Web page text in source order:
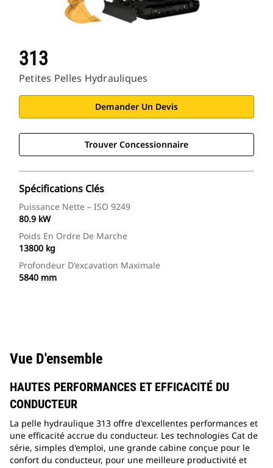
313
Petites Pelles Hydrauliques
Demander Un Devis
Trouver Concessionnaire
Spécifications Clés
Puissance Nette – ISO 9249
80.9 kW
Poids En Ordre De Marche
13800 kg
Profondeur D'excavation Maximale
5840 mm
Vue D'ensemble
HAUTES PERFORMANCES ET EFFICACITÉ DU
CONDUCTEUR
La pelle hydraulique 313 offre d'excellentes performances et
une efficacité accrue du conducteur. Les technologies Cat de
série, simples d'emploi, une grande cabine conçue pour le
confort du conducteur, pour une meilleure productivité et